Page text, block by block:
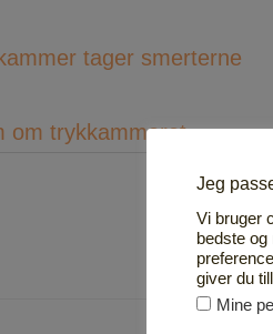
tager smerterne
om trykkammeret
Jeg
Vi bruger
bedste
giver du
Mine